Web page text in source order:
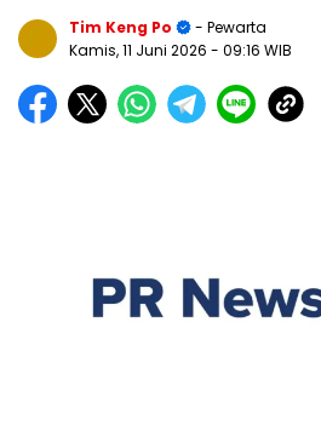
Tim Keng Po
- Pewarta
Kamis, 11 Juni 2026 - 09:16 WIB